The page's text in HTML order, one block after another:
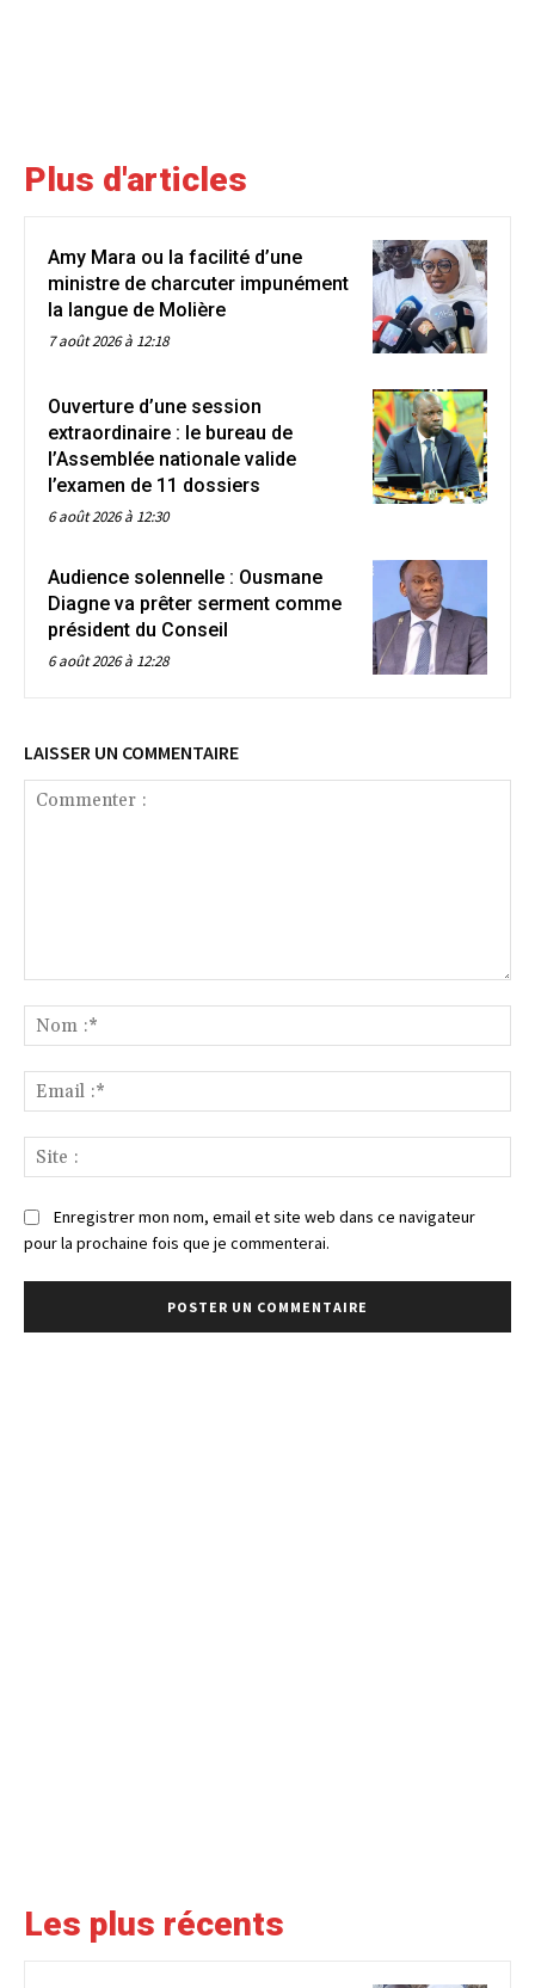
Plus d'articles
Amy Mara ou la facilité d’une
ministre de charcuter impunément
la langue de Molière
7 août 2026 à 12:18
Ouverture d’une session
extraordinaire : le bureau de
l’Assemblée nationale valide
l’examen de 11 dossiers
6 août 2026 à 12:30
Audience solennelle : Ousmane
Diagne va prêter serment comme
président du Conseil
6 août 2026 à 12:28
LAISSER UN COMMENTAIRE
:*
:*
:
Enregistrer mon nom, email et site web dans ce navigateur
pour la prochaine fois que je commenterai.
Les plus récents